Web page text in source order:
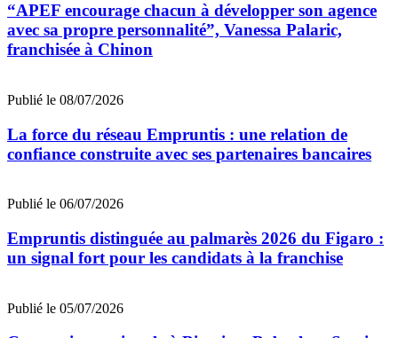
“APEF encourage chacun à développer son agence
avec sa propre personnalité”, Vanessa Palaric,
franchisée à Chinon
Publié le 08/07/2026
La force du réseau Empruntis : une relation de
confiance construite avec ses partenaires bancaires
Publié le 06/07/2026
Empruntis distinguée au palmarès 2026 du Figaro :
un signal fort pour les candidats à la franchise
Publié le 05/07/2026